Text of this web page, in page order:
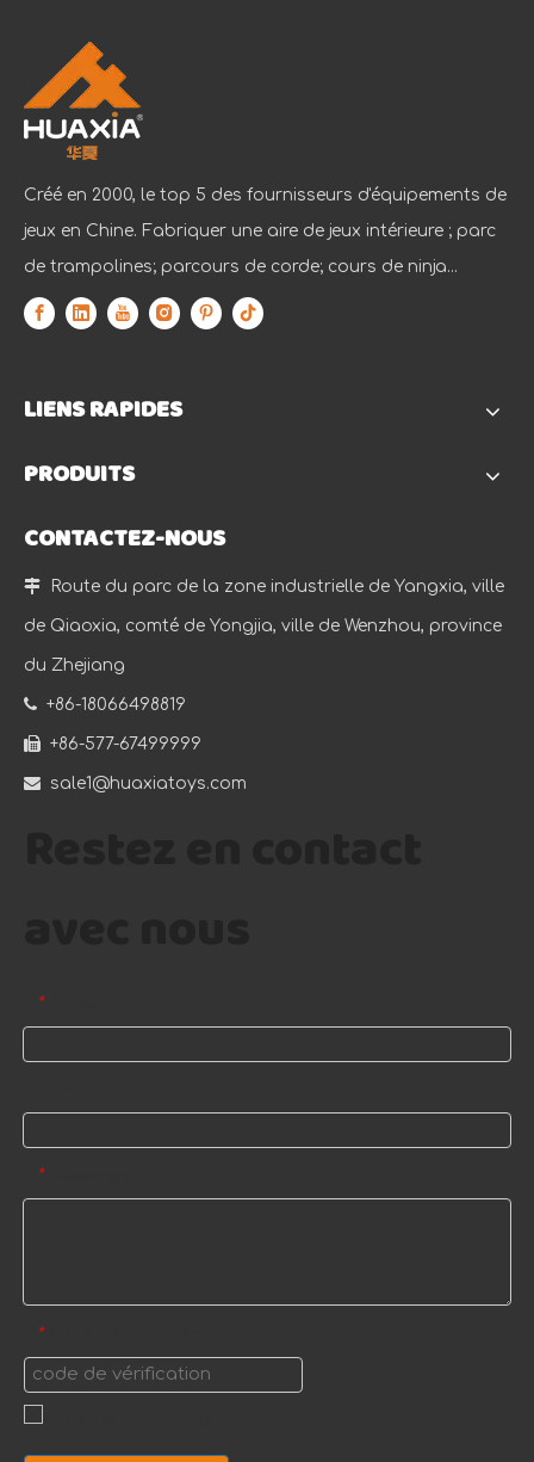
Créé en 2000, le top 5 des fournisseurs d'équipements de
jeux en Chine. Fabriquer une aire de jeux intérieure ; parc
de trampolines; parcours de corde; cours de ninja...
LIENS RAPIDES
PRODUITS
CONTACTEZ-NOUS
 Route du parc de la zone industrielle de Yangxia, ville
de Qiaoxia, comté de Yongjia, ville de Wenzhou, province
du Zhejiang
 +86-18066498819
 +86-577-67499999
 sale1@huaxiatoys.com
*
*
*